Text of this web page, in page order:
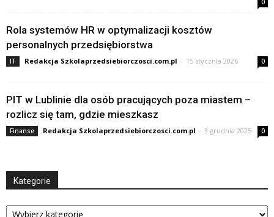
Rola systemów HR w optymalizacji kosztów
personalnych przedsiębiorstwa
IT Redakcja Szkolaprzedsiebiorczosci.com.pl - 15 stycznia 2026 0
PIT w Lublinie dla osób pracujących poza miastem –
rozlicz się tam, gdzie mieszkasz
Finanse Redakcja Szkolaprzedsiebiorczosci.com.pl - 3 grudnia 2025 0
Kategorie
Kategorie